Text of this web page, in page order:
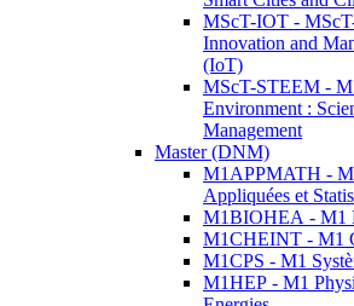
MScT-IOT -
Innovation and
(IoT)
MScT-STEEM -
Environment :
Management
Master (DNM)
M1APPMATH -
Appliquées et
M1BIOHEA - M1
M1CHEINT - M1
M1CPS - M1
M1HEP - M1